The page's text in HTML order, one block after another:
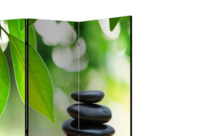
Hong Kong Plakater
Houston Plakater
Los Angeles Plakater
Mexico City Plakater
Miami Plakater
New York City Plakater
Philadelphia Plakater
San Francisco Plakater
Santiago Plakater